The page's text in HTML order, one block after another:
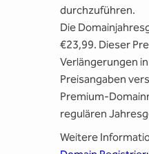
durchzuführen.
Die
€23,99. Dieser
Verlängerungen
Preisangaben
Premium-
regulären
Weitere